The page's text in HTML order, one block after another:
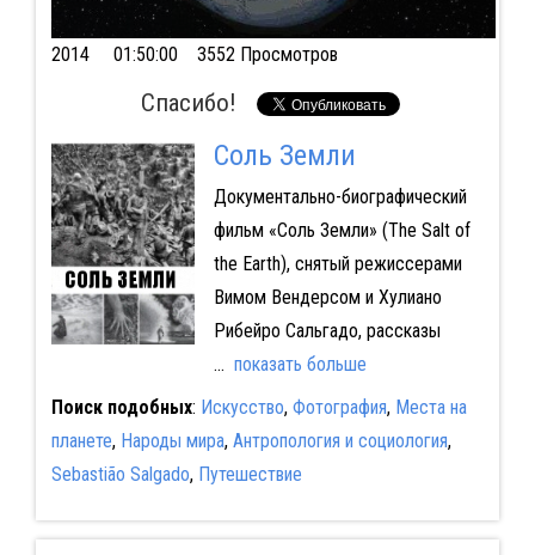
2014 01:50:00 3552 Просмотров
Спасибо!
Соль Земли
Документально-биографический
фильм «Соль Земли» (The Salt of
the Earth), снятый режиссерами
Вимом Вендерсом и Хулиано
Рибейро Сальгадо, рассказы
... показать больше
Поиск подобных: Искусство, Фотография, Места на
планете, Народы мира, Антропология и социология,
Sebastião Salgado, Путешествие